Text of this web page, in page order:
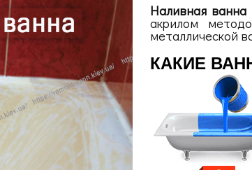
Наливная ванна
акрилом
металлической
КАКИЕ